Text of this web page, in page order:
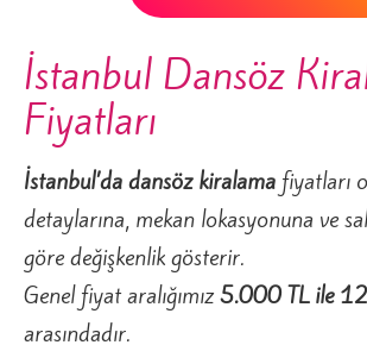
İstanbul Dansöz
Fiyatları
İstanbul’da dansöz kiralama fiyatları
detaylarına, mekan lokasyonuna ve
göre değişkenlik gösterir.
Genel fiyat aralığımız5.000 TL ile
arasındadır.